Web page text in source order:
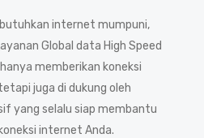
internet mumpuni,
Global data High Speed
memberikan koneksi
juga di dukung oleh
yang selalu siap membantu
internet Anda.